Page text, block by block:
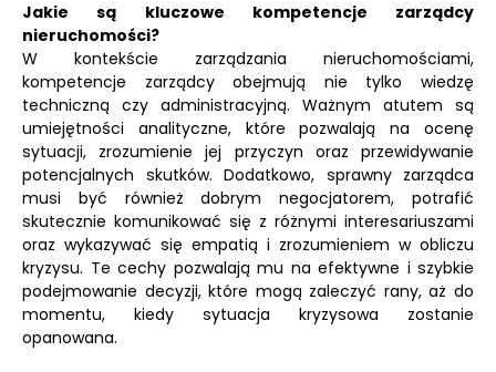
Jakie są kluczowe kompetencje zarządcy
nieruchomości?
W kontekście zarządzania nieruchomościami,
kompetencje zarządcy obejmują nie tylko wiedzę
techniczną czy administracyjną. Ważnym atutem są
umiejętności analityczne, które pozwalają na ocenę
sytuacji, zrozumienie jej przyczyn oraz przewidywanie
potencjalnych skutków. Dodatkowo, sprawny zarządca
musi być również dobrym negocjatorem, potrafić
skutecznie komunikować się z różnymi interesariuszami
oraz wykazywać się empatią i zrozumieniem w obliczu
kryzysu. Te cechy pozwalają mu na efektywne i szybkie
podejmowanie decyzji, które mogą zaleczyć rany, aż do
momentu, kiedy sytuacja kryzysowa zostanie
opanowana.